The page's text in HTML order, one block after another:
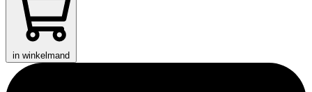
in winkelmand